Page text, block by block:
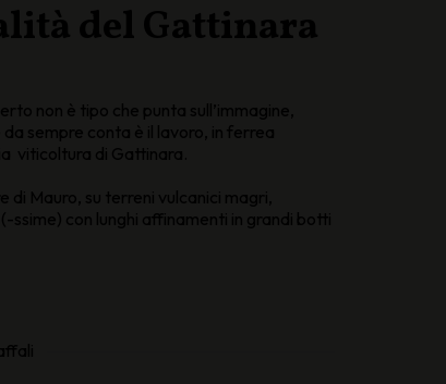
del Gattinara
non è tipo che punta sull’immagine,
sempre conta è il lavoro, in ferrea
viticoltura di Gattinara.
di Mauro, su terreni vulcanici magri,
con lunghi affinamenti in grandi botti